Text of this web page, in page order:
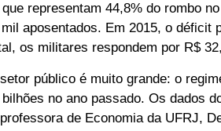
representam 44,8% do rombo
aposentados. Em 2015, o
os militares respondem por R$
público é muito grande: o
no ano passado. Os dados
de Economia da UFRJ,